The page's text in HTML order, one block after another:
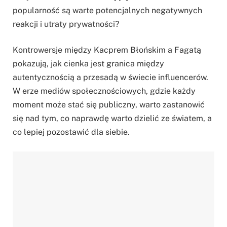
popularność są warte potencjalnych negatywnych
reakcji i utraty prywatności?
Kontrowersje między Kacprem Błońskim a Fagatą
pokazują, jak cienka jest granica między
autentycznością a przesadą w świecie influencerów.
W erze mediów społecznościowych, gdzie każdy
moment może stać się publiczny, warto zastanowić
się nad tym, co naprawdę warto dzielić ze światem, a
co lepiej pozostawić dla siebie.